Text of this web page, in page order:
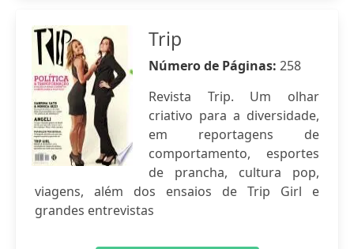
Trip
Número de Páginas: 258
Revista Trip. Um olhar
criativo para a diversidade,
em reportagens de
comportamento, esportes
de prancha, cultura pop,
viagens, além dos ensaios de Trip Girl e
grandes entrevistas